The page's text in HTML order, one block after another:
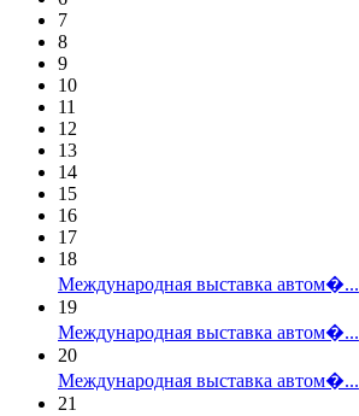
7
8
9
10
11
12
13
14
15
16
17
18
Международная выставка автом�...
19
Международная выставка автом�...
20
Международная выставка автом�...
21